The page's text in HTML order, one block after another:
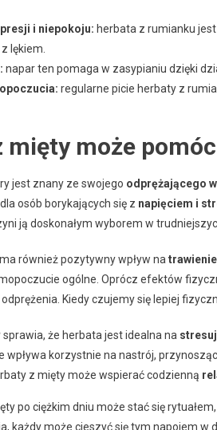
i niepokoju: herbata z rumianku
lękiem.
napar ten pomaga w zasypianiu dzięki
regularne picie herbaty z
mięty może
jest znany ze swojego odprężającego
osób borykających się z napięciem i
ją doskonałym wyborem w
również pozytywny wpływ na trawienie
ogólne. Oprócz efektów
Kiedy czujemy się lepiej
że herbata jest idealna na
wpływa korzystnie na nastrój,
z mięty może wspierać codzienną
po ciężkim dniu może stać się
każdy może cieszyć się tym napojem